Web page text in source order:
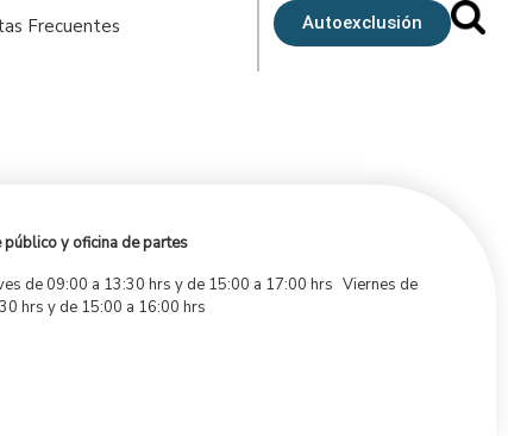
Frecuentes Autoexclusión
público y oficina de partes
de 09:00 a 13:30 hrs y de 15:00 a 17:00 hrs Viernes de
hrs y de 15:00 a 16:00 hrs